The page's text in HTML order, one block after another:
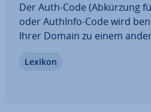
Der Auth-Code (Abkürzung
oder AuthInfo-Code wird
Ihrer Domain zu einem
der neue Provider sicher,
Lexikon